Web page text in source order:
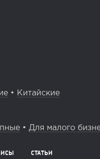
• Китайские
• Для малого
СТАТЬИ